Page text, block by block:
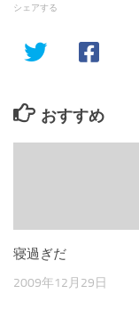
シェアする
おすすめ
寝過ぎだ
2009年12月29日